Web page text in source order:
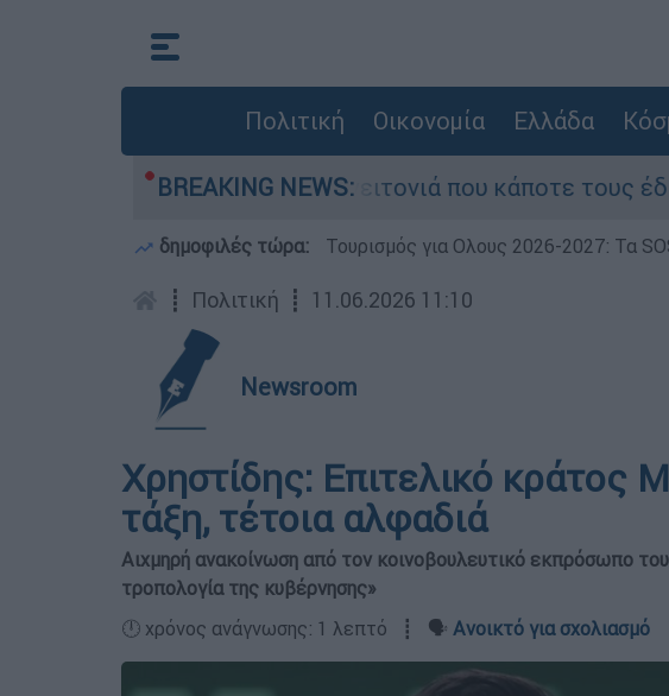
Πολιτική Οικονομία Ελλάδα
BREAKING NEWS:
τη μεγάλη φωτιά τη γειτονιά που κάποτε τους έδιωχνε -
δημοφιλές τώρα: Τουρισμός για Ολους 2026-2027: Τα
┋ Πολιτική ┋ 11.06.2026 11:10
Newsroom
Χρηστίδης: Επιτελικό κράτος
τάξη, τέτοια αλφαδιά
Αιχμηρή ανακοίνωση από τον κοινοβουλευτικό εκπρόσωπο
τροπολογία της κυβέρνησης»
🕛 χρόνος ανάγνωσης: 1 λεπτό ┋ 🗣️ Ανοικτό για σχολιασμό